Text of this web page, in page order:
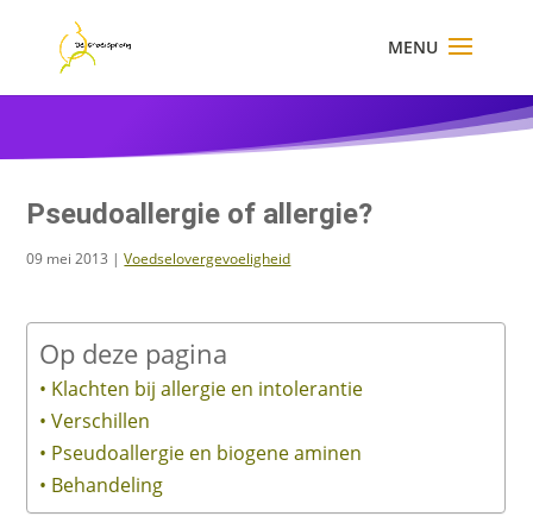
Pseudoallergie of allergie?
09 mei 2013 |Voedselovergevoeligheid
Op deze pagina
Klachten bij allergie en intolerantie
Verschillen
Pseudoallergie en biogene aminen
Behandeling